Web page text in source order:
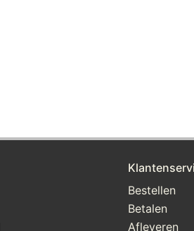
Bestellen
Betalen
Afleveren